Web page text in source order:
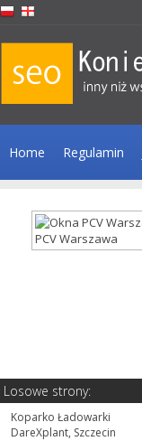
Home Regulamin
Losowe strony:
Koparko Ładowarki
DareXplant, Szczecin